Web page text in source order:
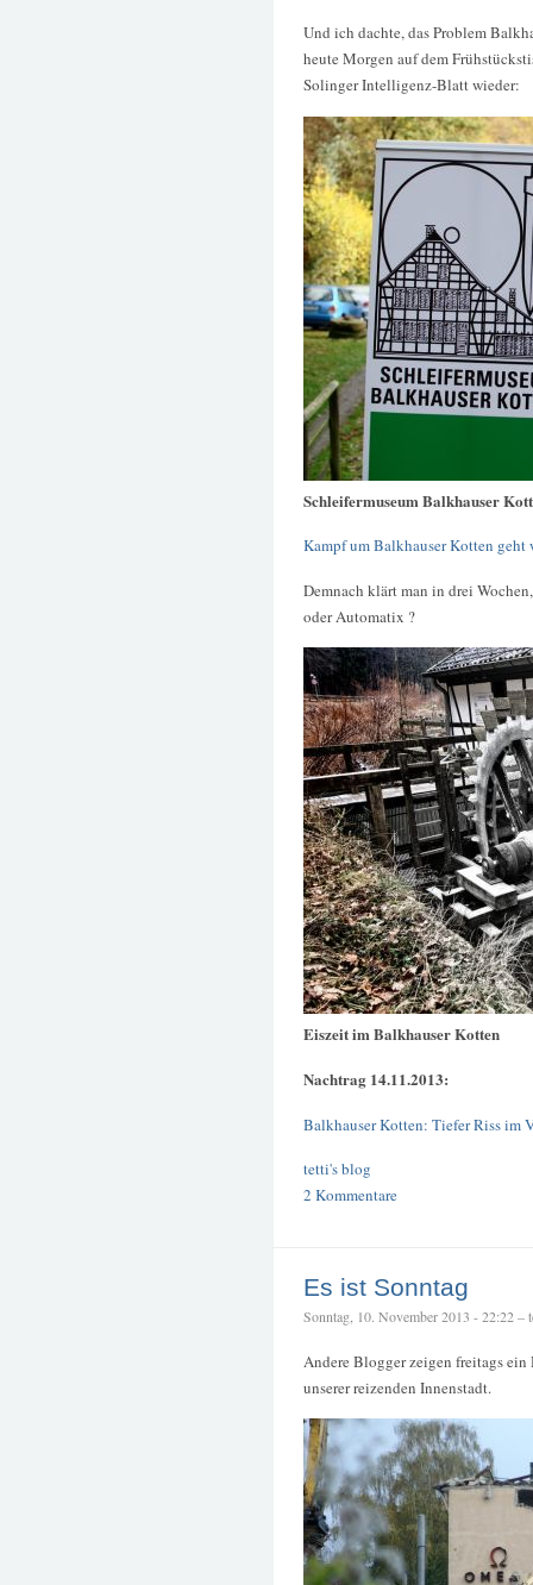
Und ich dachte, das Problem
heute Morgen auf dem
Solinger Intelligenz-Blatt wieder:
Schleifermuseum Balkhauser
Kampf um Balkhauser Kotten
Demnach klärt man in drei
oder Automatix ?
Eiszeit im Balkhauser Kotten
Nachtrag 14.11.2013:
Balkhauser Kotten: Tiefer Riss im
tetti's blog
2 Kommentare
Es ist Sonntag
Sonntag, 10. November 2013 - 22:22 –
Andere Blogger zeigen freitags
unserer reizenden Innenstadt.